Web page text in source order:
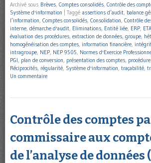
Archivé sous Brèves, Comptes consolidés, Contrôle des
Système d'information
Taggé assertions d’audit, balance
l’information, Comptes consolidés, Consolidation, Contrôle
interne, démarche d'audit, Eliminations, Entité liée, ERP,
évaluation des procédures, extraction de données, groupe,
homogénéisation des comptes, information financière,
intragroupe, NEP, NEP 9505, Normes d'Exercice
PGI, plan de conversion, présentation des comptes,
Réciprocités, régularité, Système d'information, traçabilité,
Un commentaire
Contrôle des comptes
commissaire aux
de l’analyse de